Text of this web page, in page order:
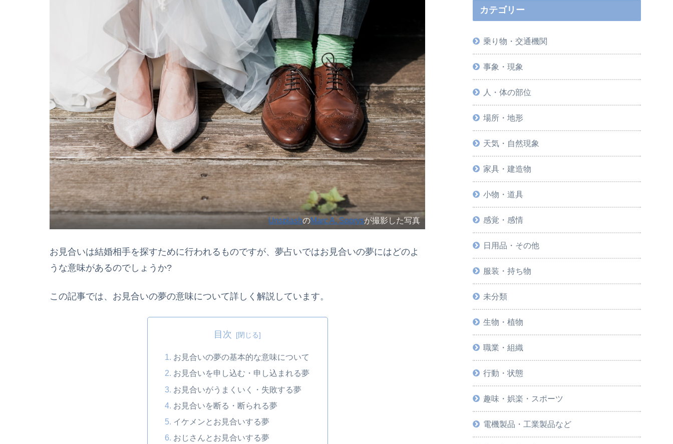
UnsplashのMarc A. Sporysが撮影した写真
お見合いは結婚相手を探すために行われるものですが、夢占いではお見合いの夢にはどのよ
うな意味があるのでしょうか?
この記事では、お見合いの夢の意味について詳しく解説しています。
目次
お見合いの夢の基本的な意味について
お見合いを申し込む・申し込まれる夢
お見合いがうまくいく・失敗する夢
お見合いを断る・断られる夢
イケメンとお見合いする夢
おじさんとお見合いする夢
カテゴリー
乗り物・交通機関
事象・現象
人・体の部位
場所・地形
天気・自然現象
家具・建造物
小物・道具
感覚・感情
日用品・その他
服装・持ち物
未分類
生物・植物
職業・組織
行動・状態
趣味・娯楽・スポーツ
電機製品・工業製品など